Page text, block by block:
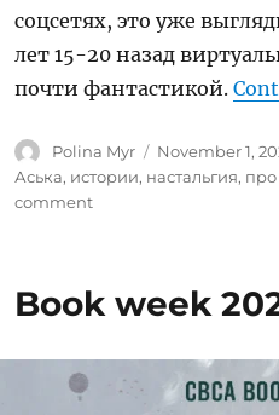
соцсетях, это уже
лет 15-20 назад
почти фантастикой.
Author
Polina Myr
Posted
on
November 1,
Аська, истории, настальгия,
commenton
Book week